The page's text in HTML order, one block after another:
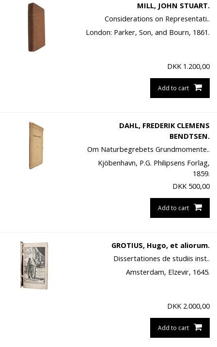
MILL, JOHN STUART.
Considerations on Representati..
London: Parker, Son, and Bourn, 1861.
DKK 1.200,00
Add to cart
DAHL, FREDERIK CLEMENS
BENDTSEN.
Om Naturbegrebets Grundmomente..
Kjöbenhavn, P.G. Philipsens Forlag,
1859.
DKK 500,00
Add to cart
GROTIUS, Hugo, et aliorum.
Dissertationes de studiis inst..
Amsterdam, Elzevir, 1645.
DKK 2.000,00
Add to cart